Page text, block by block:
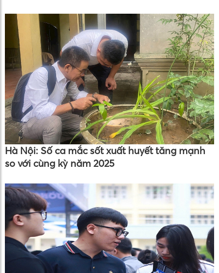
Hà Nội: Số ca mắc sốt xuất huyết tăng mạnh
so với cùng kỳ năm 2025